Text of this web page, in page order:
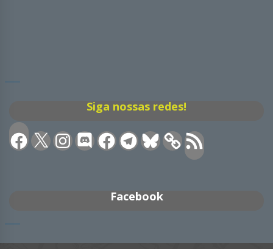
Siga nossas redes!
Facebook
X Instagram
DiscordFacebookTelegramBluesky Feed
RSS
Facebook